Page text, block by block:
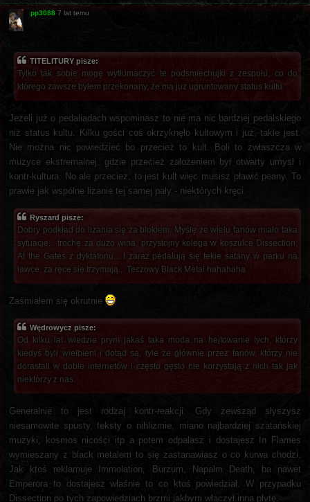
pp3088 7 lat temu
TITELITURY pisze:
Tylko tak sobie mogę wytłumaczyć te podsmiechujki z zespołu, co do
którego zawsze byłem przekonany, że ma już ugruntowany status kultu.
Jeżeli już o pedaliadach wspominasz to nie ma nic bardziej pedalskiego
niż status kultu. Kilku gości coś okrzyknęło kultowym i już, takie jest.
Nie można nic powiedzieć bo przecież to kult. Boli to zwłaszcza w
muzyce ekstremalnej, gdzie przecież założeniem był otwarty umysł i
kontr-kultura. No ale przecież, to jest kult więc musisz pławić peany. To
prawie jak wspólne lizanie tej samej pały - niektórych kręci.
Ryszard pisze:
Dobry podkład do lizania się za blokiem. Myślę ze wielu fanów miało taka
sytuacje... trochę za dużo wina, przystojny kolega w koszulce Dissection,
At the Gates z dyktafonu... I zaraz pedałują się tekie satany w parku na
ławce, za ręce się trzymają... Teczowy Black Metal hahahaha
Zaśmiałem się okrutnie
Wędrowycz pisze:
Od kilku lat wiedzie prym jakaś taka moda na hejtowanie tych, którzy
kiedyś byli wielbieni i dotąd są, tyle że głównie przez fanów, którzy nie
dorastali w dobie internetów i często gęsto nie korzystają z nich tak jak
niektórzy z nas.
Generalnie to jest rodzaj kontr-reakcji. Gdy zewsząd słyszysz
niesamowite spusty, teksty o nihlizmie, miano najbardziej szatańskiej
muzyki, kosmos nicości itp a potem odpalasz i dostajesz In Flames
wymieszany z black metalem to się zastanawiasz o co kurwa chodzi.
Jak ktoś reklamuje Immolation, Burzum, Napalm Death, ba nawet
Emperora to dostajesz właśnie to co ktoś powiedział. W przypadku
Dissection po tych zapowiedziach brzmi jakbym włączył inna płytę.